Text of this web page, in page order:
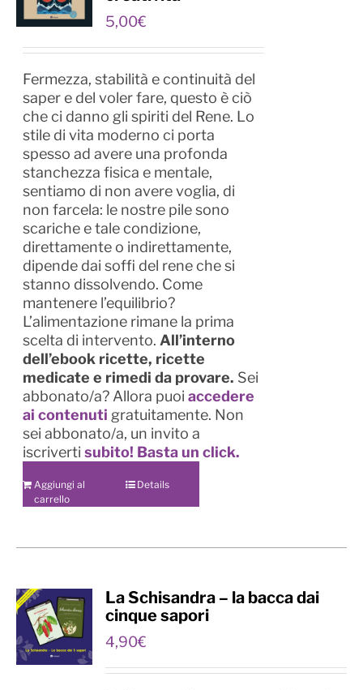
5,00€
Fermezza, stabilità e continuità del
saper e del voler fare, questo è ciò
che ci danno gli spiriti del Rene. Lo
stile di vita moderno ci porta
spesso ad avere una profonda
stanchezza fisica e mentale,
sentiamo di non avere voglia, di
non farcela: le nostre pile sono
scariche e tale condizione,
direttamente o indirettamente,
dipende dai soffi del rene che si
stanno dissolvendo. Come
mantenere l’equilibrio?
L’alimentazione rimane la prima
scelta di intervento. All’interno
dell’ebook ricette, ricette
medicate e rimedi da provare. Sei
abbonato/a? Allora puoiaccedere
ai contenuti gratuitamente. Non
sei abbonato/a, un invito a
iscrivertisubito! Basta un click.
Aggiungi al
carrello
Details
La Schisandra – la bacca dai
cinque sapori
4,90€